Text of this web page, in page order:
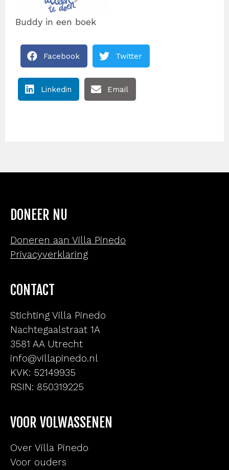
Buddy in een boek
Facebook Twitter
Linkedin Email
DONEER NU
Doneren aan Villa Pinedo
Privacyverklaring
CONTACT
Stichting Villa Pinedo
Nachtegaalstraat 1A
3581 AA Utrecht
info@villapinedo.nl
KVK: 52149935
RSIN: 850319225
VOOR VOLWASSENEN
Over Villa Pinedo
Voor ouders